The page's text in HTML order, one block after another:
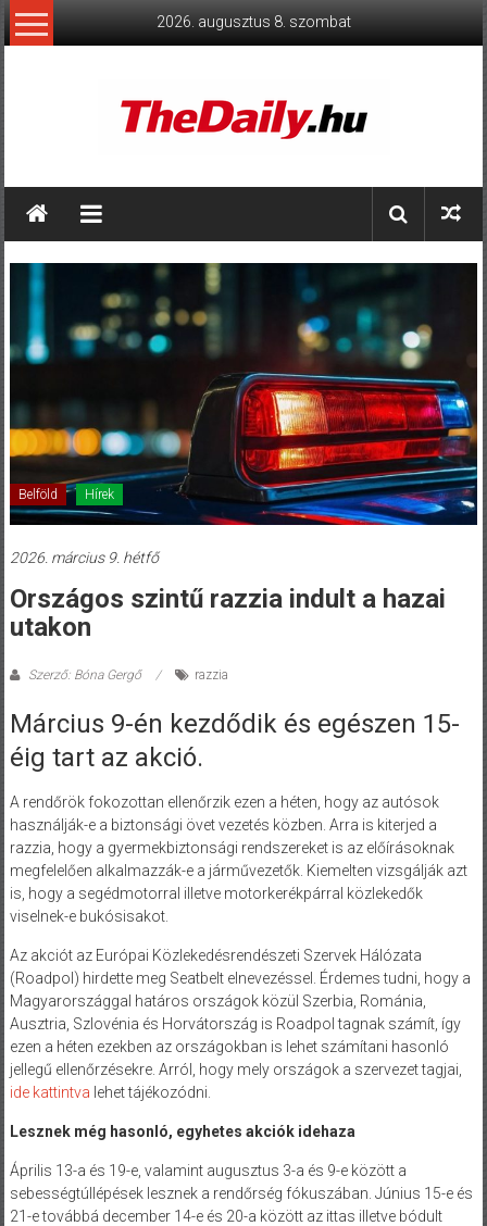
Skip
to
2026. augusztus 8. szombat
TheDaily.hu
érthetően.
Belföld Hírek
2026. március 9. hétfő
Országos szintű razzia indult a hazai
utakon
Szerző: Bóna Gergő razzia
Március 9-én kezdődik és egészen 15-
éig tart az akció.
A rendőrök fokozottan ellenőrzik ezen a héten, hogy az autósok
használják-e a biztonsági övet vezetés közben. Arra is kiterjed a
razzia, hogy a gyermekbiztonsági rendszereket is az előírásoknak
megfelelően alkalmazzák-e a járművezetők. Kiemelten vizsgálják azt
is, hogy a segédmotorral illetve motorkerékpárral közlekedők
viselnek-e bukósisakot.
Az akciót az Európai Közlekedésrendészeti Szervek Hálózata
(Roadpol) hirdette meg Seatbelt elnevezéssel. Érdemes tudni, hogy a
Magyarországgal határos országok közül Szerbia, Románia,
Ausztria, Szlovénia és Horvátország is Roadpol tagnak számít, így
ezen a héten ezekben az országokban is lehet számítani hasonló
jellegű ellenőrzésekre. Arról, hogy mely országok a szervezet tagjai,
ide kattintva lehet tájékozódni.
Lesznek még hasonló, egyhetes akciók idehaza
Április 13-a és 19-e, valamint augusztus 3-a és 9-e között a
sebességtúllépések lesznek a rendőrség fókuszában. Június 15-e és
21-e továbbá december 14-e és 20-a között az ittas illetve bódult